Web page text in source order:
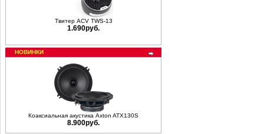
Твитер ACV TWS-13
1.690руб.
НОВИНКИ
Коаксиальная акустика Axton ATX130S
8.900руб.